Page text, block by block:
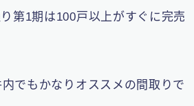
第1期は100戸以上がすぐに完売
でもかなりオススメの間取りで